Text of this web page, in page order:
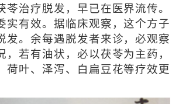
苓治疗脱发，早已在医界流传。
实有效。据临床观察，这个方子
发。余每遇脱发者来诊，必观察
，若有油状，必以茯苓为主药，
荷叶、泽泻、白扁豆花等疗效更